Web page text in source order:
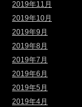
2019年11月
2019年10月
2019年9月
2019年8月
2019年7月
2019年6月
2019年5月
2019年4月